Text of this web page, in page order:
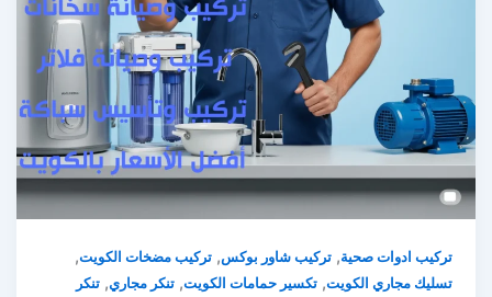
تركيب ادوات صحية,تركيب شاور بوكس,تركيب مضخات الكويت,
تسليك مجاري الكويت,تكسير حمامات الكويت,تنكر مجاري,تنكر